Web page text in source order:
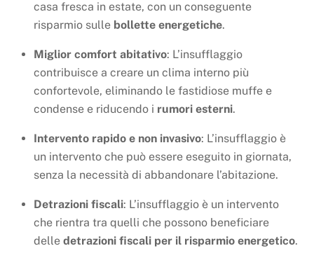
casa fresca in estate, con un conseguente
risparmio sulle bollette energetiche.
Miglior comfort abitativo: L’insufflaggio
contribuisce a creare un clima interno più
confortevole, eliminando le fastidiose muffe e
condense e riducendo i rumori esterni.
Intervento rapido e non invasivo: L’insufflaggio è
un intervento che può essere eseguito in giornata,
senza la necessità di abbandonare l’abitazione.
Detrazioni fiscali: L’insufflaggio è un intervento
che rientra tra quelli che possono beneficiare
delle detrazioni fiscali per il risparmio energetico.